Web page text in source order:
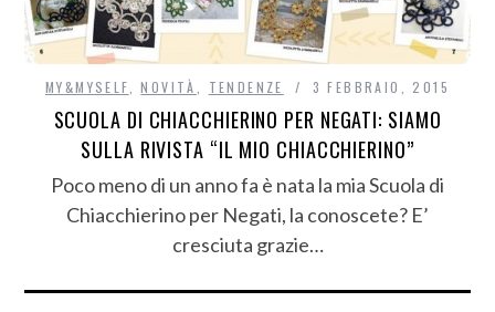
MY&MYSELF ,NOVITÀ TENDENZE 3 FEBBRAIO, 2015
SCUOLA DI CHIACCHIERINO PER NEGATI: SIAMO
SULLA RIVISTA “IL MIO CHIACCHIERINO”
Poco meno di un anno fa è nata la mia Scuola di
Chiacchierino per Negati, la conoscete? E’
cresciuta grazie…